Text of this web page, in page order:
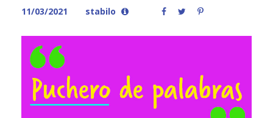
11/03/2021 stabilo